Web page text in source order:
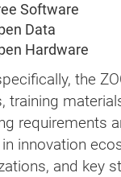
Software
Data
Hardware
the
training
requirements
innovation
and key